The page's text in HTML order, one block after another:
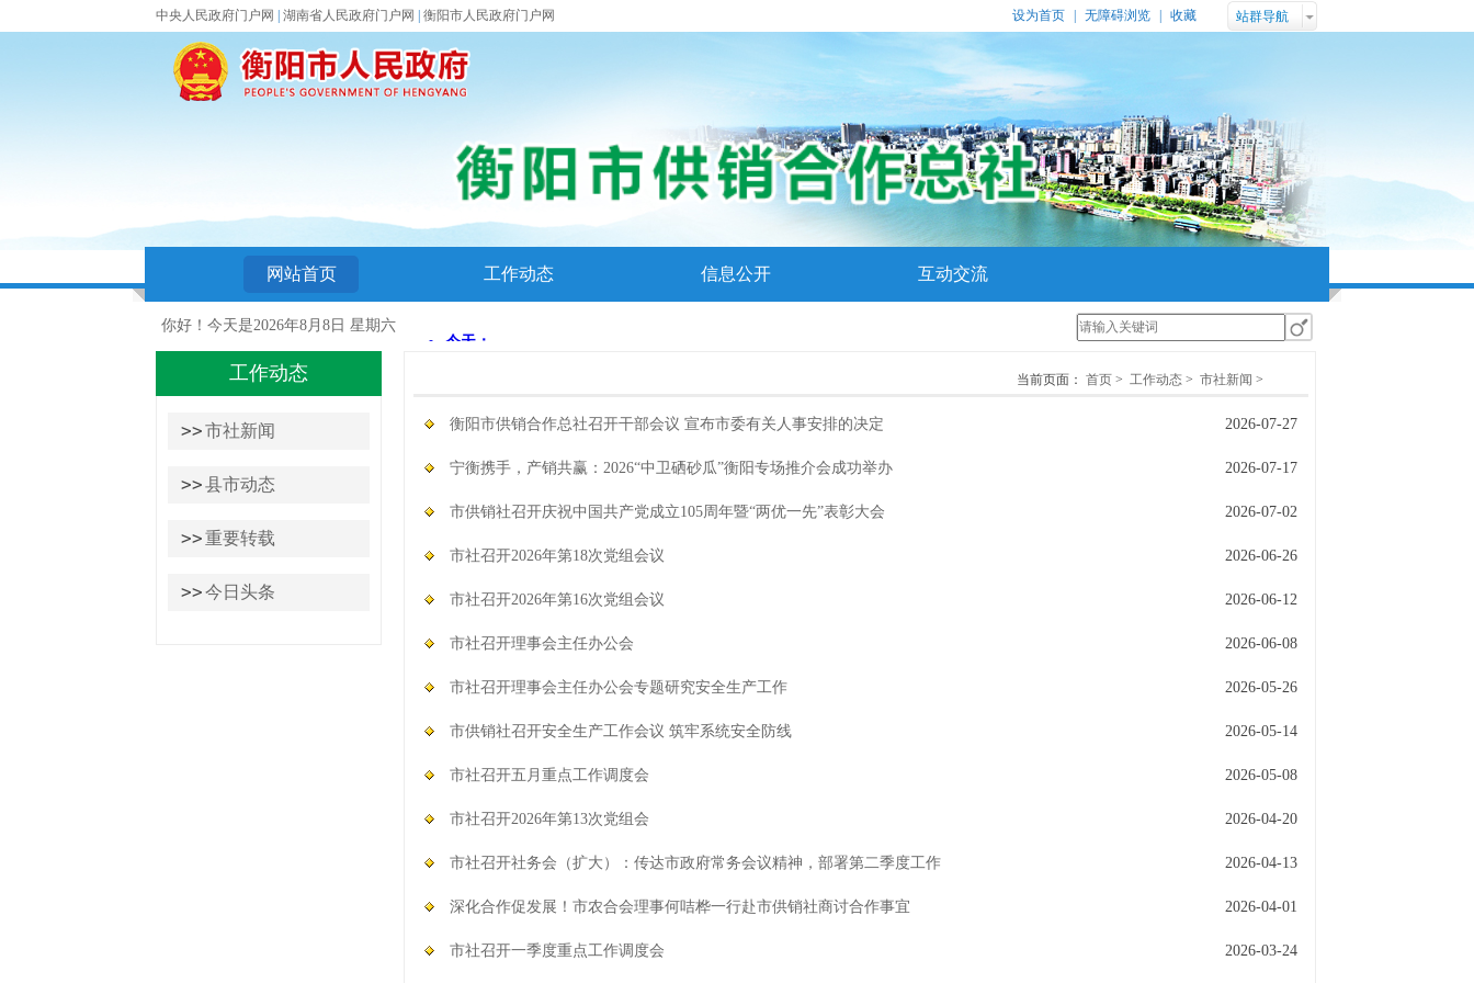
中央人民政府门户网 湖南省人民政府门户网 衡阳市人民政府门户网 设为首页 无障碍浏览 收藏 站群导航
网站首页 工作动态 信息公开 互动交流
你好！今天是2026年8月8日 星期六
工作动态
>>市社新闻
>>县市动态
>>重要转载
>>今日头条
当前页面： 首页 > 工作动态 > 市社新闻 >
衡阳市供销合作总社召开干部会议 宣布市委有关人事安排的决定 2026-07-27
宁衡携手，产销共赢：2026“中卫硒砂瓜”衡阳专场推介会成功举办 2026-07-17
市供销社召开庆祝中国共产党成立105周年暨“两优一先”表彰大会 2026-07-02
市社召开2026年第18次党组会议 2026-06-26
市社召开2026年第16次党组会议 2026-06-12
市社召开理事会主任办公会 2026-06-08
市社召开理事会主任办公会专题研究安全生产工作 2026-05-26
市供销社召开安全生产工作会议 筑牢系统安全防线 2026-05-14
市社召开五月重点工作调度会 2026-05-08
市社召开2026年第13次党组会 2026-04-20
市社召开社务会（扩大）：传达市政府常务会议精神，部署第二季度工作 2026-04-13
深化合作促发展！市农合会理事何咭桦一行赴市供销社商讨合作事宜 2026-04-01
市社召开一季度重点工作调度会 2026-03-24